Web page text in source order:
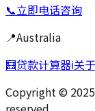
📞立即电话咨询
📍Australia
🧮贷款计算器ℹ️关
Copyright ©